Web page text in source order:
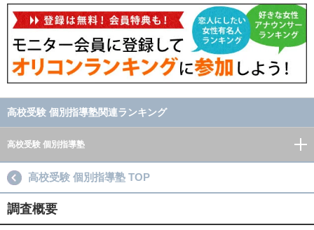
高校受験 個別指導塾関連ランキング
高校受験 個別指導塾
高校受験 個別指導塾 TOP
調査概要